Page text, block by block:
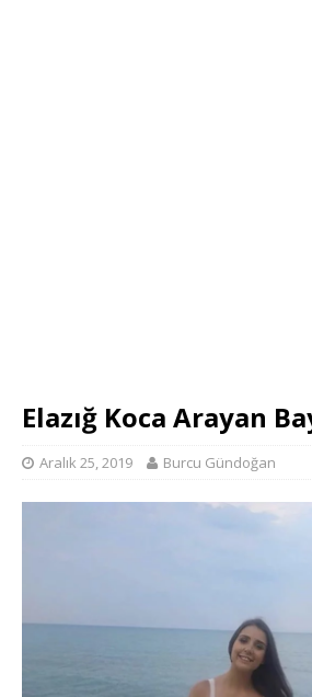
Elazığ Koca Arayan
Aralık 25, 2019 Burcu Gündoğan